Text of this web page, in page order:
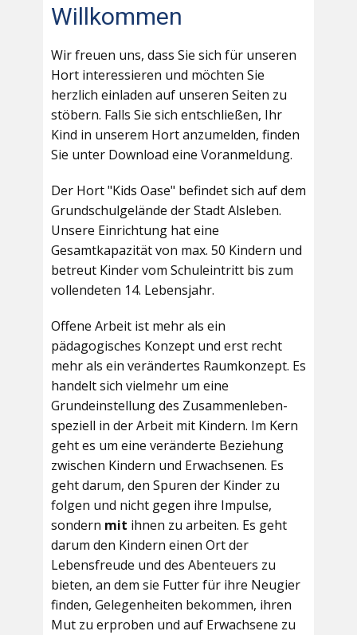
Willkommen
Wir freuen uns, dass Sie sich für unseren
Hort interessieren und möchten Sie
herzlich einladen auf unseren Seiten zu
stöbern. Falls Sie sich entschließen, Ihr
Kind in unserem Hort anzumelden, finden
Sie unter Download eine Voranmeldung.
Der Hort "Kids Oase" befindet sich auf dem
Grundschulgelände der Stadt Alsleben.
Unsere Einrichtung hat eine
Gesamtkapazität von max. 50 Kindern und
betreut Kinder vom Schuleintritt bis zum
vollendeten 14. Lebensjahr.
Offene Arbeit ist mehr als ein
pädagogisches Konzept und erst recht
mehr als ein verändertes Raumkonzept. Es
handelt sich vielmehr um eine
Grundeinstellung des Zusammenleben-
speziell in der Arbeit mit Kindern. Im Kern
geht es um eine veränderte Beziehung
zwischen Kindern und Erwachsenen. Es
geht darum, den Spuren der Kinder zu
folgen und nicht gegen ihre Impulse,
sondern mit ihnen zu arbeiten. Es geht
darum den Kindern einen Ort der
Lebensfreude und des Abenteuers zu
bieten, an dem sie Futter für ihre Neugier
finden, Gelegenheiten bekommen, ihren
Mut zu erproben und auf Erwachsene zu